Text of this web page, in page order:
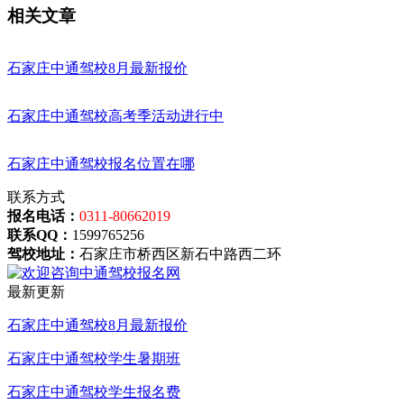
相关文章
石家庄中通驾校8月最新报价
石家庄中通驾校高考季活动进行中
石家庄中通驾校报名位置在哪
联系方式
报名电话： 0311-80662019
联系QQ： 1599765256
驾校地址： 石家庄市桥西区新石中路西二环
最新更新
石家庄中通驾校8月最新报价
石家庄中通驾校学生暑期班
石家庄中通驾校学生报名费